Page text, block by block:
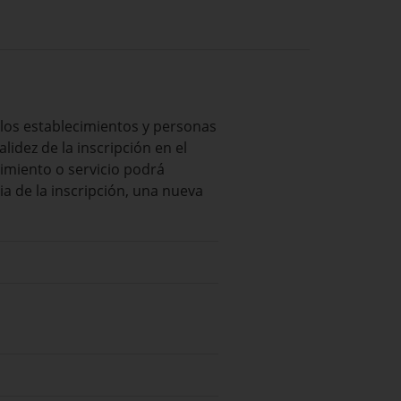
establecimientos y personas
de la inscripción en el
o servicio podrá
de la inscripción, una nueva